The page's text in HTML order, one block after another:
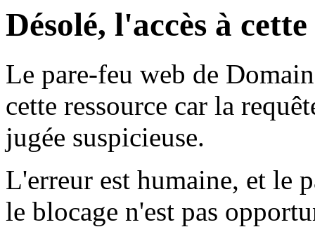
Désolé, l'accès à
Le pare-feu web de
cette ressource car la
jugée suspicieuse.
L'erreur est humaine, et le
le blocage n'est pas